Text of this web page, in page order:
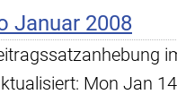
Januar 2008
Mon Jan